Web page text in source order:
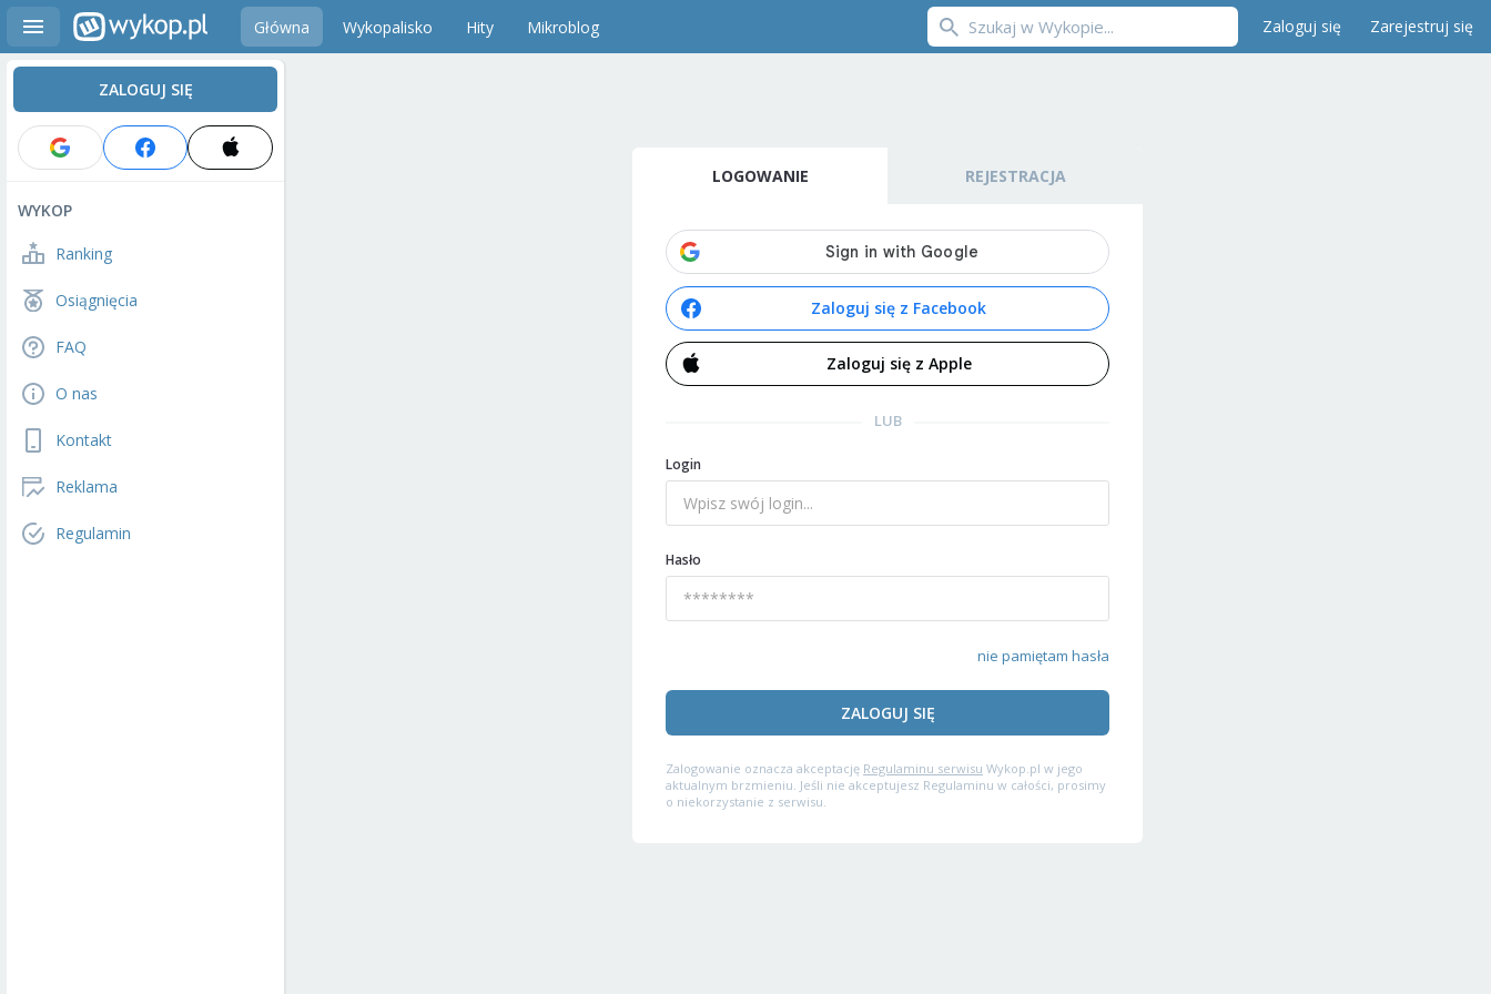
Główna Wykopalisko Hity Mikroblog Zaloguj się Zarejestruj się
ZALOGUJ SIĘ
WYKOP
Ranking
Osiągnięcia
FAQ
O nas
Kontakt
Reklama
Regulamin
LOGOWANIE REJESTRACJA
Zaloguj się z Facebook
Zaloguj się z Apple
LUB
Login
Hasło
nie pamiętam hasła
ZALOGUJ SIĘ
Zalogowanie oznacza akceptację Regulaminu serwisu Wykop.pl w jego
aktualnym brzmieniu. Jeśli nie akceptujesz Regulaminu w całości, prosimy
o niekorzystanie z serwisu.